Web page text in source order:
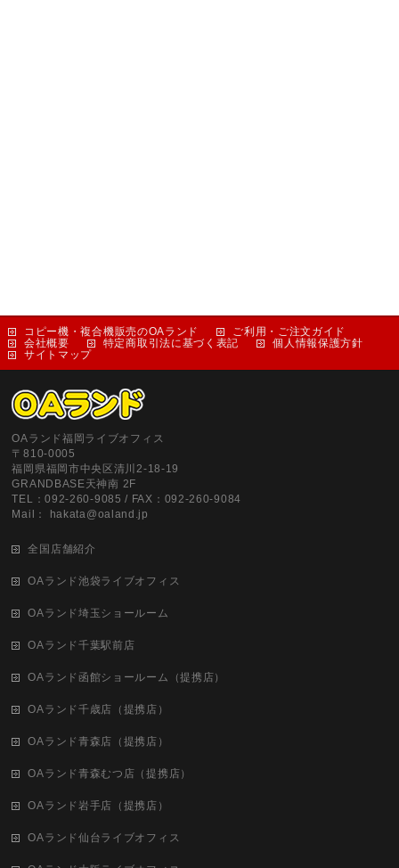
コピー機・複合機販売のOAランド
ご利用・ご注文ガイド
会社概要
特定商取引法に基づく表記
個人情報保護方針
サイトマップ
OAランド福岡ライブオフィス
〒810-0005
福岡県福岡市中央区清川2-18-19
GRANDBASE天神南 2F
TEL：092-260-9085 / FAX：092-260-9084
Mail： hakata@oaland.jp
全国店舗紹介
OAランド池袋ライブオフィス
OAランド埼玉ショールーム
OAランド千葉駅前店
OAランド函館ショールーム（提携店）
OAランド千歳店（提携店）
OAランド青森店（提携店）
OAランド青森むつ店（提携店）
OAランド岩手店（提携店）
OAランド仙台ライブオフィス